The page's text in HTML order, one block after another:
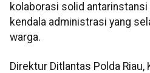
kolaborasi solid
kendala administrasi yang
warga.
Direktur Ditlantas Polda